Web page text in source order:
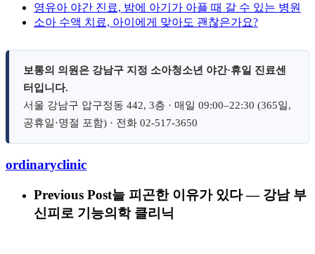
영유아 야간 진료, 밤에 아기가 아플 때 갈 수 있는 병원
소아 수액 치료, 아이에게 맞아도 괜찮은가요?
보통의 의원은 강남구 지정 소아청소년 야간·휴일 진료센
터입니다.
서울 강남구 압구정동 442, 3층 · 매일 09:00–22:30 (365일,
공휴일·명절 포함) · 전화 02-517-3650
ordinaryclinic
Previous Post늘 피곤한 이유가 있다 — 강남 부
신피로 기능의학 클리닉